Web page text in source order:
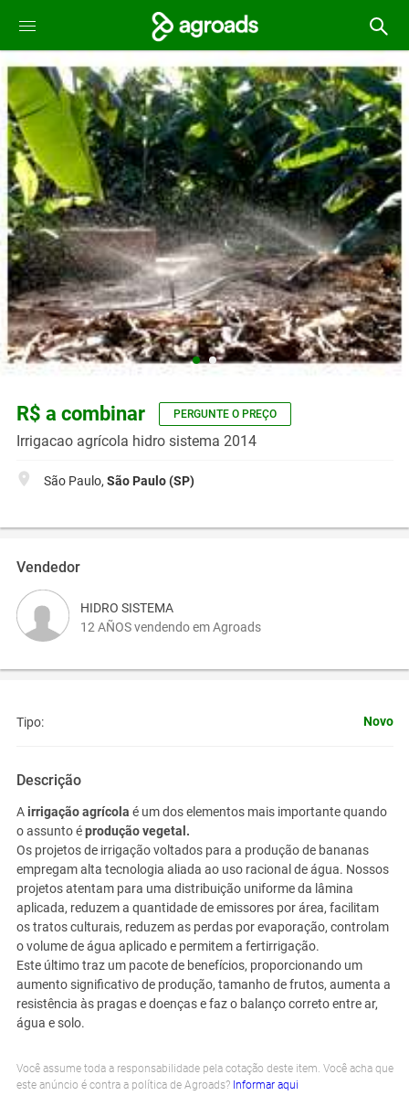
R$ a combinar PERGUNTE O PREÇO
Irrigacao agrícola hidro sistema 2014
São Paulo, São Paulo (SP)
Vendedor
HIDRO SISTEMA
12 AÑOS vendendo em Agroads
Tipo: Novo
Descrição
Airrigação agrícola é um dos elementos mais importante quando
o assunto éprodução vegetal.
Os projetos de irrigação voltados para a produção de bananas
empregam alta tecnologia aliada ao uso racional de água. Nossos
projetos atentam para uma distribuição uniforme da lâmina
aplicada, reduzem a quantidade de emissores por área, facilitam
os tratos culturais, reduzem as perdas por evaporação, controlam
o volume de água aplicado e permitem a fertirrigação.
Este último traz um pacote de benefícios, proporcionando um
aumento significativo de produção, tamanho de frutos, aumenta a
resistência às pragas e doenças e faz o balanço correto entre ar,
água e solo.
Você assume toda a responsabilidade pela cotação deste item. Você acha que
este anúncio é contra a política de Agroads? Informar aqui